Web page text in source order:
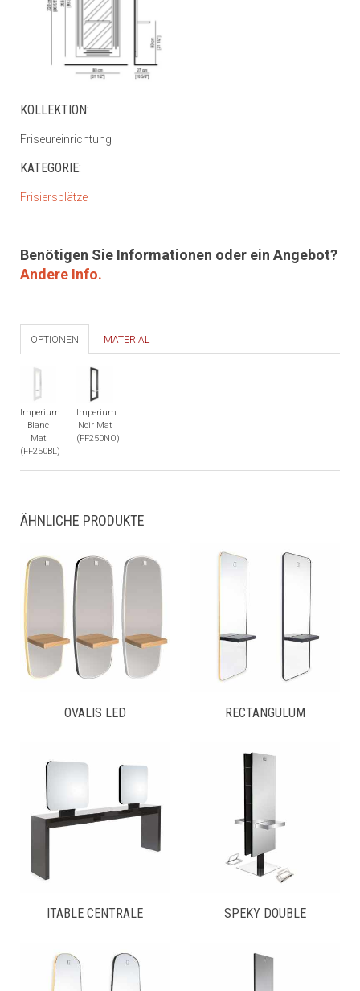
KOLLEKTION:
Friseureinrichtung
KATEGORIE:
Frisiersplätze
Benötigen Sie Informationen oder ein Angebot?
Andere Info.
OPTIONEN MATERIAL
Imperium
Blanc
Mat
(FF250BL)
Imperium
Noir Mat
(FF250NO)
ÄHNLICHE PRODUKTE
OVALIS LED RECTANGULUM
ITABLE CENTRALE SPEKY DOUBLE